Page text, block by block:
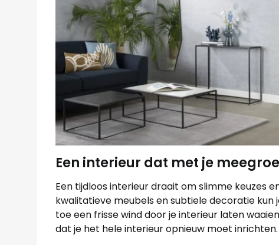
Een interieur dat met je
Een tijdloos interieur draait om slimme keuzes
kwalitatieve meubels en subtiele decoratie kun
toe een frisse wind door je interieur laten
dat je het hele interieur opnieuw moet inrichten.